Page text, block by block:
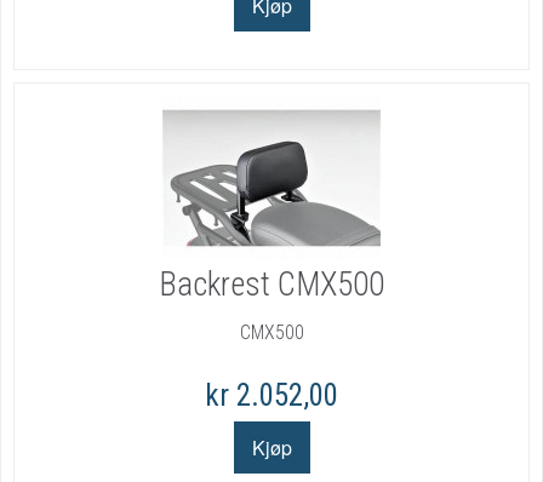
Backrest CMX500
CMX500
kr 2.052,00